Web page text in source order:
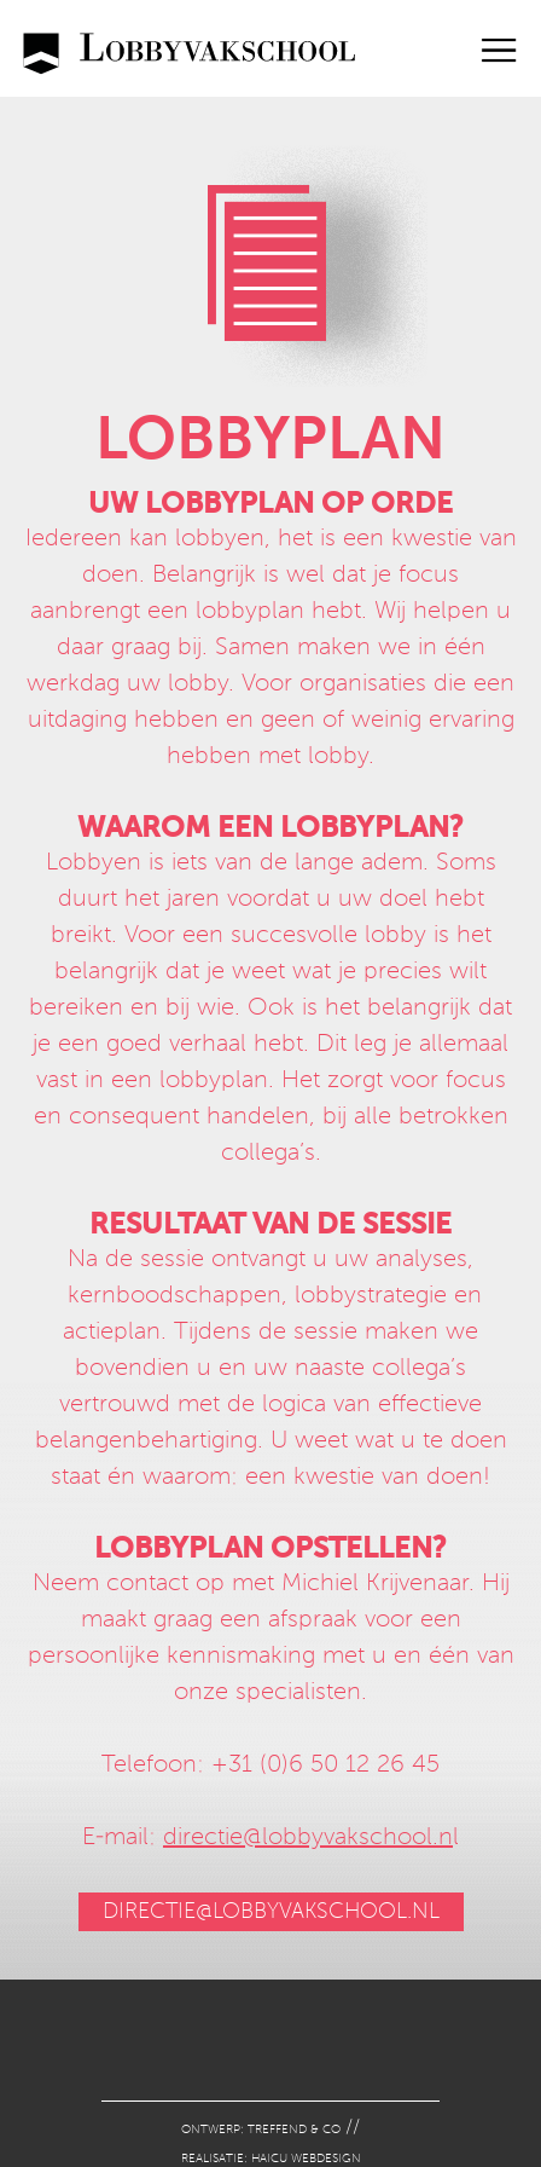
content
LOBBYPLAN
UW LOBBYPLAN OP ORDE
Iedereen kan lobbyen, het is een kwestie van
doen. Belangrijk is wel dat je focus
aanbrengt een lobbyplan hebt. Wij helpen u
daar graag bij. Samen maken we in één
werkdag uw lobby. Voor organisaties die een
uitdaging hebben en geen of weinig ervaring
hebben met lobby.
WAAROM EEN LOBBYPLAN?
Lobbyen is iets van de lange adem. Soms
duurt het jaren voordat u uw doel hebt
breikt. Voor een succesvolle lobby is het
belangrijk dat je weet wat je precies wilt
bereiken en bij wie. Ook is het belangrijk dat
je een goed verhaal hebt. Dit leg je allemaal
vast in een lobbyplan. Het zorgt voor focus
en consequent handelen, bij alle betrokken
collega’s.
RESULTAAT VAN DE SESSIE
Na de sessie ontvangt u uw analyses,
kernboodschappen, lobbystrategie en
actieplan. Tijdens de sessie maken we
bovendien u en uw naaste collega’s
vertrouwd met de logica van effectieve
belangenbehartiging. U weet wat u te doen
staat én waarom: een kwestie van doen!
LOBBYPLAN OPSTELLEN?
Neem contact op met Michiel Krijvenaar. Hij
maakt graag een afspraak voor een
persoonlijke kennismaking met u en één van
onze specialisten.
Telefoon: +31 (0)6 50 12 26 45
E-mail: directie@lobbyvakschool.nl
DIRECTIE@LOBBYVAKSCHOOL.NL
ONTWERP: TREFFEND & CO //
REALISATIE: HAICU WEBDESIGN